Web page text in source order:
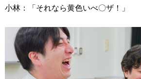
小林：「それなら黄色いべ〇ザ！」